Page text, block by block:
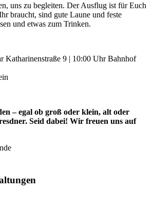
uns zu begleiten. Der Ausflug ist für Euch
braucht, sind gute Laune und feste
und etwas zum Trinken.
Katharinenstraße 9 | 10:00 Uhr Bahnhof
– egal ob groß oder klein, alt oder
Seid dabei! Wir freuen uns auf